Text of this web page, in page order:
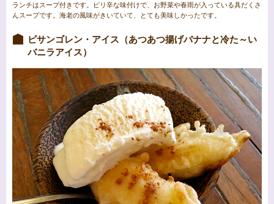
ランチはスープ付きです。ピリ辛な味付けで、お野菜や春雨が入っている具だくさ
んスープです。海老の風味がきいていて、とても美味しかったです。
ピサンゴレン・アイス（あつあつ揚げバナナと冷た～い
バニラアイス）